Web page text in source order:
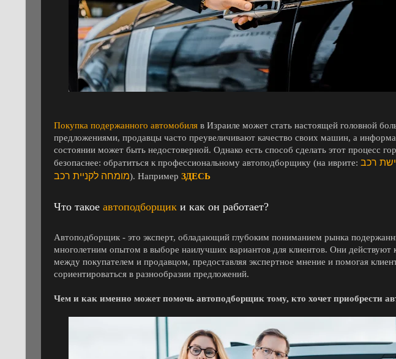
Покупка подержанного автомобиля в Израиле может стать настоящей головной
предложениями, продавцы часто преувеличивают качество своих машин, а
состоянии может быть недостоверной. Однако есть способ сделать этот процесс
безопаснее: обратиться к профессиональному автоподборщику (на иврите: רכב
מומחה לקניית רכב). Например ЗДЕСЬ
Что такое автоподборщик и как он работает?
Автоподборщик - это эксперт, обладающий глубоким пониманием рынка
многолетним опытом в выборе наилучших вариантов для клиентов. Они действуют
между покупателем и продавцом, предоставляя экспертное мнение и помогая
сориентироваться в разнообразии предложений.
Чем и как именно может помочь автоподборщик тому, кто хочет приобрести